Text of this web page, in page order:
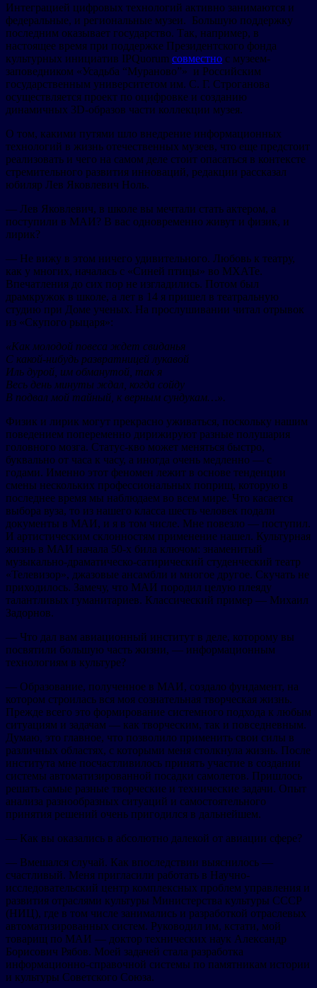
Интеграцией цифровых технологий активно занимаются и
федеральные, и региональные музеи. Большую поддержку
последним оказывает государство. Так, например, в
настоящее время при поддержке Президентского фонда
культурных инициатив IPQuorum совместно с музеем-
заповедником «Усадьба “Мураново”» и Российским
государственным университетом им. С. Г. Строганова
осуществляется проект по оцифровке и созданию
динамичных 3D-образов части коллекции музея.
О том, какими путями шло внедрение информационных
технологий в жизнь отечественных музеев, что еще предстоит
реализовать и чего на самом деле стоит опасаться в контексте
стремительного развития инноваций, редакции рассказал
юбиляр Лев Яковлевич Ноль.
— Лев Яковлевич, в школе вы мечтали стать актером, а
поступили в МАИ? В вас одновременно живут и физик, и
лирик?
— Не вижу в этом ничего удивительного. Любовь к театру,
как у многих, началась с «Синей птицы» во МХАТе.
Впечатления до сих пор не изгладились. Потом был
драмкружок в школе, а лет в 14 я пришел в театральную
студию при Доме ученых. На прослушивании читал отрывок
из «Скупого рыцаря»:
«Как молодой повеса ждет свиданья
С какой-нибудь развратницей лукавой
Иль дурой, им обманутой, так я
Весь день минуты ждал, когда сойду
В подвал мой тайный, к верным сундукам…».
Физик и лирик могут прекрасно уживаться, поскольку нашим
поведением попеременно дирижируют разные полушария
головного мозга. Статус-кво может меняться быстро,
буквально от часа к часу, а иногда очень медленно — с
годами. Именно этот феномен лежит в основе тенденции
смены нескольких профессиональных поприщ, которую в
последнее время мы наблюдаем во всем мире. Что касается
выбора вуза, то из нашего класса шесть человек подали
документы в МАИ, и я в том числе. Мне повезло — поступил.
И артистическим склонностям применение нашел. Культурная
жизнь в МАИ начала 50-х била ключом: знаменитый
музыкально-драматическо-сатирический студенческий театр
«Телевизор», джазовые ансамбли и многое другое. Скучать не
приходилось. Замечу, что МАИ породил целую плеяду
талантливых гуманитариев. Классический пример — Михаил
Задорнов.
— Что дал вам авиационный институт в деле, которому вы
посвятили большую часть жизни, — информационным
технологиям в культуре?
— Образование, полученное в МАИ, создало фундамент, на
котором строилась вся моя сознательная творческая жизнь.
Прежде всего это формирование системного подхода к любым
ситуациям и задачам — как творческим, так и повседневным.
Думаю, это главное, что позволило применить свои силы в
различных областях, с которыми меня столкнула жизнь. После
института мне посчастливилось принять участие в создании
системы автоматизированной посадки самолетов. Пришлось
решать самые разные творческие и технические задачи. Опыт
анализа разнообразных ситуаций и самостоятельного
принятия решений очень пригодился в дальнейшем.
— Как вы оказались в абсолютно далекой от авиации сфере?
— Вмешался случай. Как впоследствии выяснилось —
счастливый. Меня пригласили работать в Научно-
исследовательский центр комплексных проблем управления и
развития отраслями культуры Министерства культуры СССР
(НИЦ), где в том числе занимались и разработкой отраслевых
автоматизированных систем. Руководил им, кстати, мой
товарищ по МАИ — доктор технических наук Александр
Борисович Рябов. Моей задачей стала разработка
информационно-справочной системы по памятникам истории
и культуры Советского Союза.